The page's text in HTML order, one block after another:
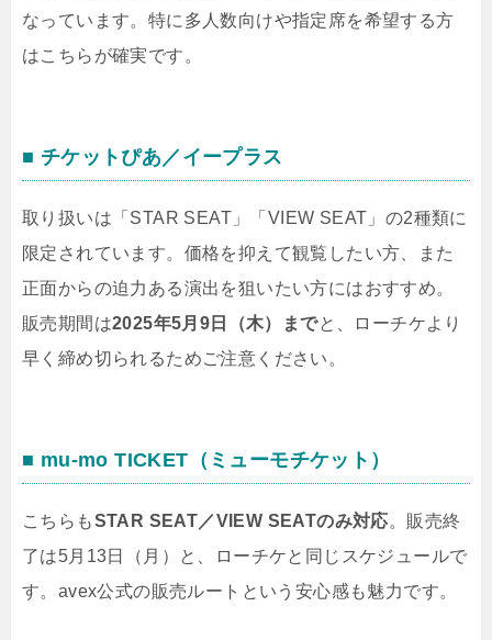
なっています。特に多人数向けや指定席を希望する方
はこちらが確実です。
■ チケットぴあ／イープラス
取り扱いは「STAR SEAT」「VIEW SEAT」の2種類に
限定されています。価格を抑えて観覧したい方、また
正面からの迫力ある演出を狙いたい方にはおすすめ。
販売期間は2025年5月9日（木）までと、ローチケより
早く締め切られるためご注意ください。
■ mu-mo TICKET（ミューモチケット）
こちらもSTAR SEAT／VIEW SEATのみ対応。販売終
了は5月13日（月）と、ローチケと同じスケジュールで
す。avex公式の販売ルートという安心感も魅力です。